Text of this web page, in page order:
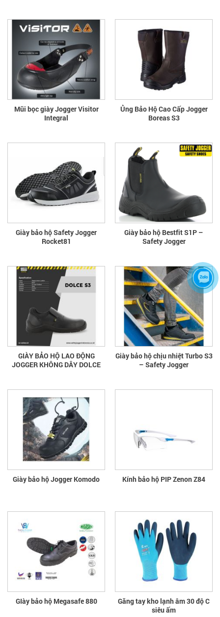
Mũi bọc giày Jogger Visitor
Integral
Ủng Bảo Hộ Cao Cấp Jogger
Boreas S3
Giày bảo hộ Safety Jogger
Rocket81
Giày bảo hộ Bestfit S1P –
Safety Jogger
GIÀY BẢO HỘ LAO ĐỘNG
JOGGER KHÔNG DÂY DOLCE
Giày bảo hộ chịu nhiệt Turbo S3
– Safety Jogger
Giày bảo hộ Jogger Komodo Kính bảo hộ PIP Zenon Z84
GIày bảo hộ Megasafe 880
Găng tay kho lạnh âm 30 độ C
siêu ấm